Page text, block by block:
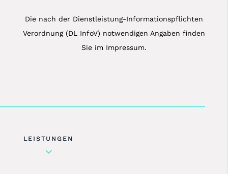
Die nach der Dienstleistung-Informationspflichten
Verordnung (DL InfoV) notwendigen Angaben finden
Sie im Impressum.
LEISTUNGEN
3